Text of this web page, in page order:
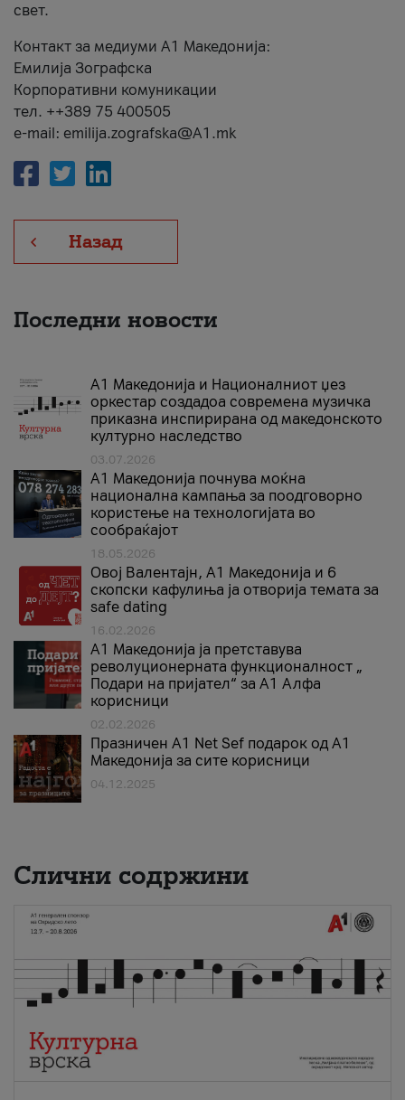
свет.
Контакт за медиуми А1 Македонија:
Емилија Зографска
Корпоративни комуникации
тел. ++389 75 400505
e-mail: emilija.zografska@A1.mk
Назад
Последни новости
А1 Македонија и Националниот џез
оркестар создадоа современа музичка
приказна инспирирана од македонското
културно наследство
03.07.2026
A1 Македонија почнува моќна
национална кампања за поодговорно
користење на технологијата во
сообраќајот
18.05.2026
Овој Валентајн, A1 Македонија и 6
скопски кафулиња ја отворија темата за
safe dating
16.02.2026
А1 Македонија ја претставува
револуционерната функционалност „
Подари на пријател“ за А1 Алфа
корисници
02.02.2026
Празничен A1 Net Sеf подарок од А1
Македонија за сите корисници
04.12.2025
Слични содржини